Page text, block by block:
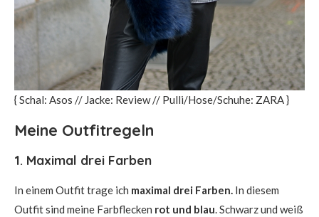
{ Schal: Asos // Jacke: Review // Pulli/Hose/Schuhe: ZARA }
Meine Outfitregeln
1. Maximal drei Farben
In einem Outfit trage ich maximal drei Farben. In diesem
Outfit sind meine Farbflecken rot und blau. Schwarz und weiß